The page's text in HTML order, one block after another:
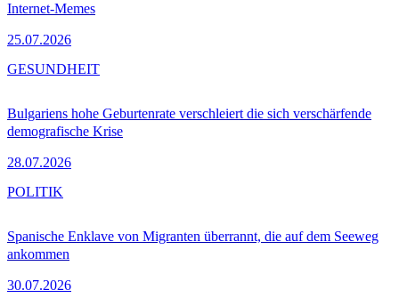
Internet-Memes
25.07.2026
Bulgariens hohe Geburtenrate verschleiert die sich verschärfende
demografische Krise
28.07.2026
GESUNDHEIT
Spanische Enklave von Migranten überrannt, die auf dem Seeweg
ankommen
30.07.2026
POLITIK